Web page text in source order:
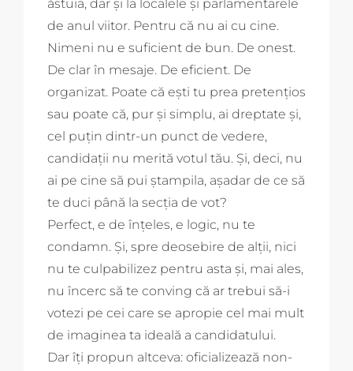
ăstuia, dar și la localele și parlamentarele
de anul viitor. Pentru că nu ai cu cine.
Nimeni nu e suficient de bun. De onest.
De clar în mesaje. De eficient. De
organizat. Poate că ești tu prea pretențios
sau poate că, pur și simplu, ai dreptate și,
cel puțin dintr-un punct de vedere,
candidații nu merită votul tău. Și, deci, nu
ai pe cine să pui ștampila, așadar de ce să
te duci până la secția de vot?
Perfect, e de înțeles, e logic, nu te
condamn. Și, spre deosebire de alții, nici
nu te culpabilizez pentru asta și, mai ales,
nu încerc să te conving că ar trebui să-i
votezi pe cei care se apropie cel mai mult
de imaginea ta ideală a candidatului.
Dar îți propun altceva: oficializează non-